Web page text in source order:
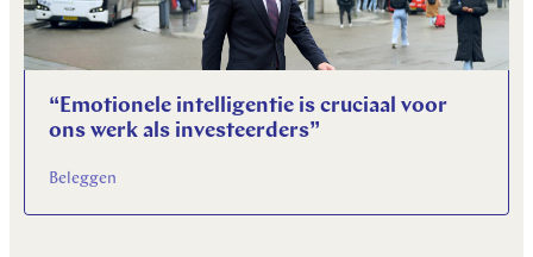
“Emotionele intelligentie is cruciaal voor
ons werk als investeerders”
Beleggen